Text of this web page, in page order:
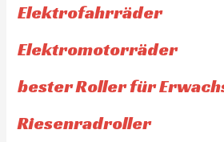
Elektrofahrräder
Elektromotorräder
bester Roller für
Riesenradroller